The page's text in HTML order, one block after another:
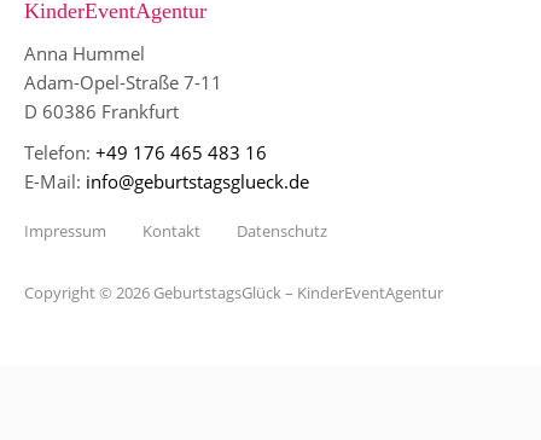
KinderEventAgentur
Anna Hummel
Adam-Opel-Straße 7-11
D 60386 Frankfurt
Telefon: +49 176 465 483 16
E-Mail: info@geburtstagsglueck.de
Copyright © 2026 GeburtstagsGlück – KinderEventAgentur
Impressum Kontakt Datenschutz